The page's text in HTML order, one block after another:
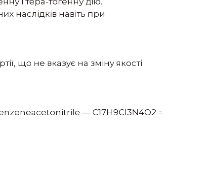
наслідків навіть при
що не вказує на зміну якості
— C17H9Cl3N4O2 =